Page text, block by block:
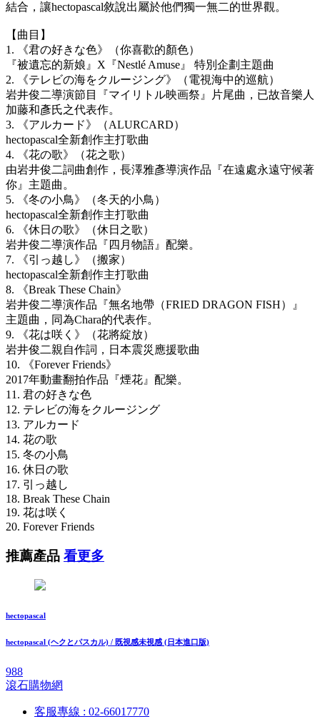
結合，讓hectopascal敘說出屬於他們獨一無二的世界觀。
【曲目】
1. 《君の好きな色》（你喜歡的顏色）
『被遺忘的新娘』X『Nestlé Amuse』 特別企劃主題曲
2. 《テレビの海をクルージング》（電視海中的巡航）
岩井俊二導演節目『マイリトル映画祭』片尾曲，已故音樂人
加藤和彥氏之代表作。
3. 《アルカード》（ALURCARD）
hectopascal全新創作主打歌曲
4. 《花の歌》（花之歌）
由岩井俊二詞曲創作，長澤雅彥導演作品『在遠處永遠守候著
你』主題曲。
5. 《冬の小鳥》（冬天的小鳥）
hectopascal全新創作主打歌曲
6. 《休日の歌》（休日之歌）
岩井俊二導演作品『四月物語』配樂。
7. 《引っ越し》（搬家）
hectopascal全新創作主打歌曲
8. 《Break These Chain》
岩井俊二導演作品『無名地帶（FRIED DRAGON FISH）』
主題曲，同為Chara的代表作。
9. 《花は咲く》（花將綻放）
岩井俊二親自作詞，日本震災應援歌曲
10. 《Forever Friends》
2017年動畫翻拍作品『煙花』配樂。
11. 君の好きな色
12. テレビの海をクルージング
13. アルカード
14. 花の歌
15. 冬の小鳥
16. 休日の歌
17. 引っ越し
18. Break These Chain
19. 花は咲く
20. Forever Friends
推薦產品 看更多
hectopascal
hectopascal (ヘクとパスカル) / 既視感未視感 (日本進口版)
988
滾石購物網
客服專線 : 02-66017770